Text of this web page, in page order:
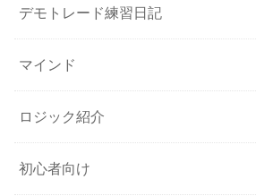
デモトレード練習日記
マインド
ロジック紹介
初心者向け